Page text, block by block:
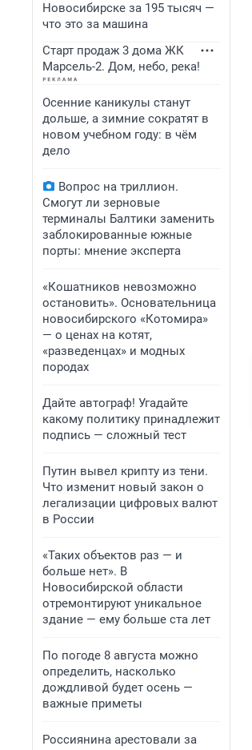
Новосибирске за 195 тысяч —
что это за машина
Старт продаж 3 дома ЖК
Марсель-2. Дом, небо, река!
Осенние каникулы станут
дольше, а зимние сократят в
новом учебном году: в чём
дело
Вопрос на триллион.
Смогут ли зерновые
терминалы Балтики заменить
заблокированные южные
порты: мнение эксперта
«Кошатников невозможно
остановить». Основательница
новосибирского «Котомира»
— о ценах на котят,
«разведенцах» и модных
породах
Дайте автограф! Угадайте
какому политику принадлежит
подпись — сложный тест
Путин вывел крипту из тени.
Что изменит новый закон о
легализации цифровых валют
в России
«Таких объектов раз — и
больше нет». В
Новосибирской области
отремонтируют уникальное
здание — ему больше ста лет
По погоде 8 августа можно
определить, насколько
дождливой будет осень —
важные приметы
Россиянина арестовали за